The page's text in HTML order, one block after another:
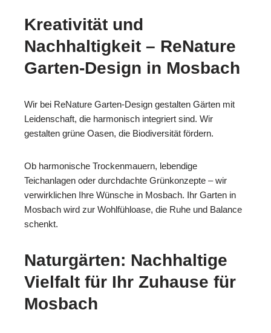
Kreativität und
Nachhaltigkeit – ReNature
Garten-Design in Mosbach
Wir bei ReNature Garten-Design gestalten Gärten mit
Leidenschaft, die harmonisch integriert sind. Wir
gestalten grüne Oasen, die Biodiversität fördern.
Ob harmonische Trockenmauern, lebendige
Teichanlagen oder durchdachte Grünkonzepte – wir
verwirklichen Ihre Wünsche in Mosbach. Ihr Garten in
Mosbach wird zur Wohlfühloase, die Ruhe und Balance
schenkt.
Naturgärten: Nachhaltige
Vielfalt für Ihr Zuhause für
Mosbach